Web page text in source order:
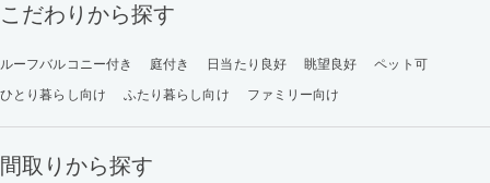
こだわりから探す
ルーフバルコニー付き 庭付き 日当たり良好 眺望良好
ペット可
ひとり暮らし向け
ふたり暮らし向け ファミリー向け
間取りから探す